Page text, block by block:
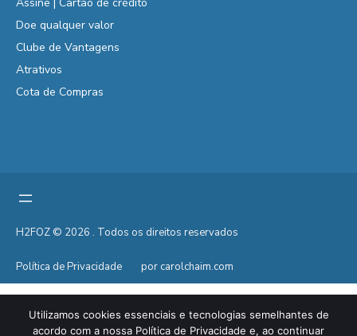
Doe qualquer valor
Clube de Vantagens
Atrativos
Cota de Compras
H2FOZ © 2026 . Todos os direitos reservados
Política de Privacidade por carolchaim.com
Utilizamos cookies essenciais e tecnologias semelhantes de
acordo com a nossa Política de Privacidade e, ao continuar